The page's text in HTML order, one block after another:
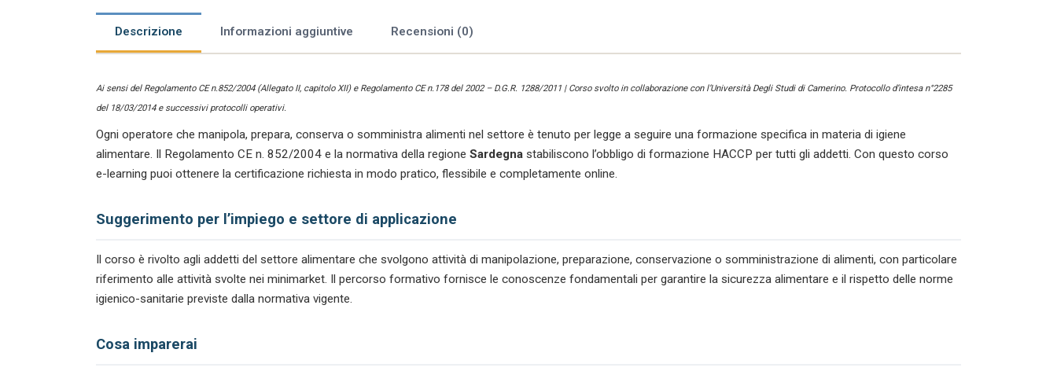
Descrizione Informazioni aggiuntive Recensioni (0)
Ai sensi del Regolamento CE n.852/2004 (Allegato II, capitolo XII) e Regolamento CE n.178 del 2002 – D.G.R. 1288/2011 | Corso svolto in collaborazione con l’Università Degli Studi di Camerino. Protocollo d’intesa n°2285
del 18/03/2014 e successivi protocolli operativi.
Ogni operatore che manipola, prepara, conserva o somministra alimenti nel settore è tenuto per legge a seguire una formazione specifica in materia di igiene
alimentare. Il Regolamento CE n. 852/2004 e la normativa della regione Sardegna stabiliscono l’obbligo di formazione HACCP per tutti gli addetti. Con questo corso
e-learning puoi ottenere la certificazione richiesta in modo pratico, flessibile e completamente online.
Suggerimento per l’impiego e settore di applicazione
Il corso è rivolto agli addetti del settore alimentare che svolgono attività di manipolazione, preparazione, conservazione o somministrazione di alimenti, con particolare
riferimento alle attività svolte nei minimarket. Il percorso formativo fornisce le conoscenze fondamentali per garantire la sicurezza alimentare e il rispetto delle norme
igienico-sanitarie previste dalla normativa vigente.
Cosa imparerai